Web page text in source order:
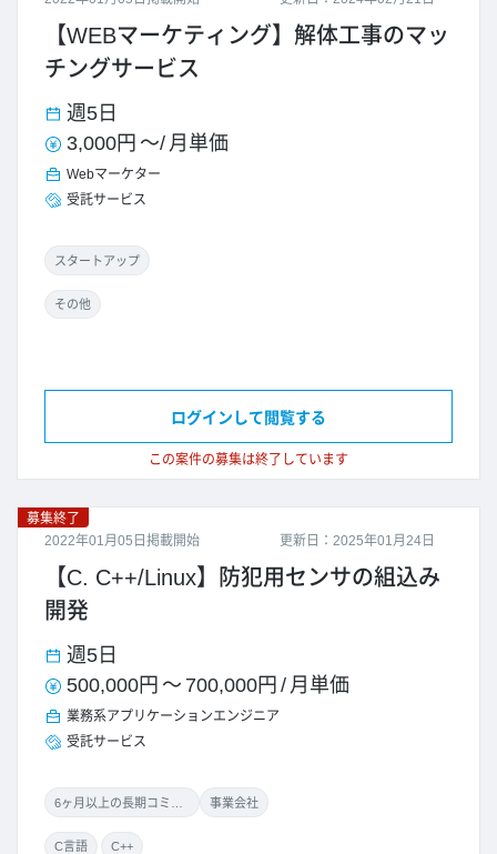
【WEBマーケティング】解体工事のマッ
チングサービス
週5日
3,000円 ～/ 月単価
Webマーケター
受託サービス
スタートアップ
その他
この案件の募集は終了しています
ログインして閲覧する
更新日：2025年01月24日
募集終了
2022年01月05日掲載開始
【C. C++/Linux】防犯用センサの組込み
開発
週5日
500,000円 ～ 700,000円 / 月単価
業務系アプリケーションエンジニア
受託サービス
事業会社
C言語 C++